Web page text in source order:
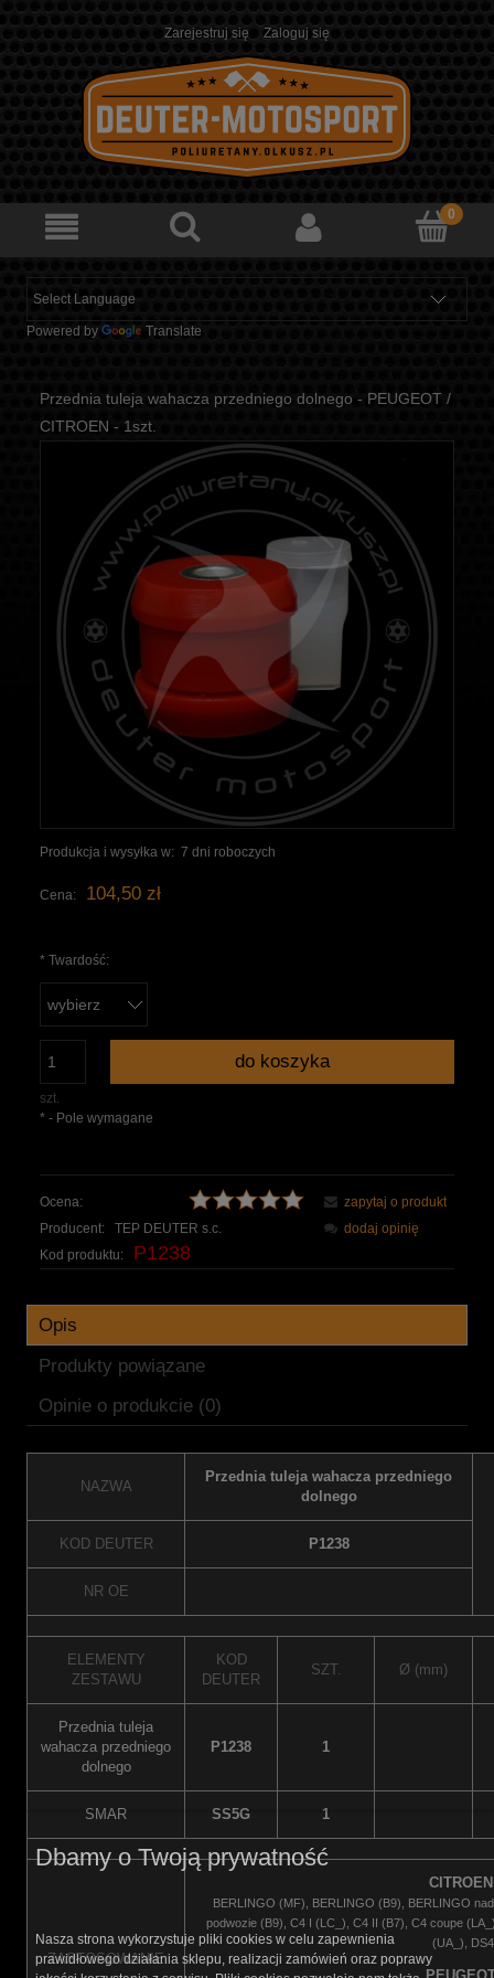
Zarejestruj się Zaloguj się
Powered by Translate
Przednia tuleja wahacza przedniego dolnego - PEUGEOT /
CITROEN - 1szt.
Produkcja i wysyłka w: 7 dni roboczych
Cena: 104,50 zł
* Twardość:
szt.
do koszyka
* - Pole wymagane
Ocena:
Producent:
TEP DEUTER s.c.
Kod produktu:
P1238
zapytaj o produkt
dodaj opinię
Opis
Produkty powiązane
Opinie o produkcie (0)
NAZWA
Przednia tuleja wahacza przedniego
dolnego
KOD DEUTER P1238
NR OE
ELEMENTY
ZESTAWU
KOD
DEUTER
SZT. Ø (mm)
Przednia tuleja
wahacza przedniego
dolnego
P1238 1
SMAR SS5G 1
ZASTOSOWANIE
BERLINGO (MF), BERLINGO (B9), BERLINGO
podwozie (B9), C4 I (LC_), C4 II (B7), C4 coupe
(UA_), DS4
Dbamy o Twoją prywatność
Nasza strona wykorzystuje pliki cookies w celu zapewnienia
prawidłowego działania sklepu, realizacji zamówień oraz poprawy